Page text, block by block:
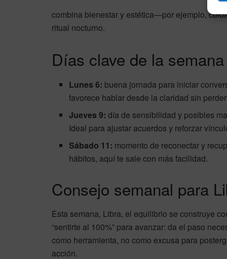
combina bienestar y estética—por ejemplo,
ritual nocturno.
Días clave de la semana
Lunes 6: buena jornada para iniciar
favorece hablar desde la claridad sin
Jueves 9: día de sensibilidad y posibles
Ideal para ajustar acuerdos y reforzar
Sábado 11: momento de reconectar y
hábitos, aquí te sale con más facilidad.
Consejo semanal para
Esta semana, Libra, el equilibrio se construye
“sentirte al 100%” para avanzar: da el paso
como herramienta, no como excusa para
acción.